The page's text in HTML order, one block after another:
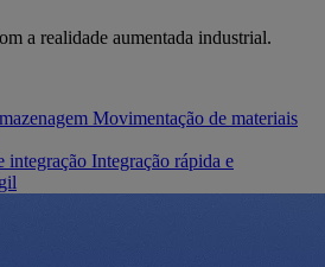
a realidade aumentada industrial.
Movimentação de materiais
integração Integração rápida e